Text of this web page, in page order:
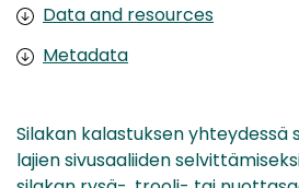
Data and resources
Metadata
Silakan kalastuksen yhteydessä
lajien sivusaaliiden